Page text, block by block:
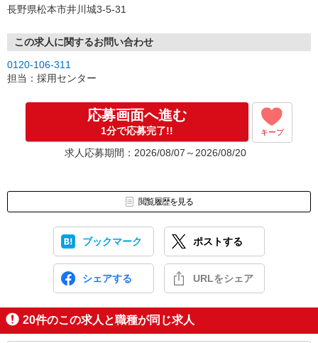
長野県松本市井川城3-5-31
この求人に関するお問い合わせ
0120-106-311
担当：採用センター
応募画面へ進む
1分で応募完了!! キープ
求人応募期間：2026/08/07～2026/08/20
閲覧履歴を見る
ブックマーク ポストする
シェアする URLをシェア
20件のこの求人と職種が同じ求人